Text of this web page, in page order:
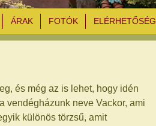
ÁRAK FOTÓK ELÉRHETŐSÉG
és még az is lehet, hogy idén
vendégházunk neve Vackor, ami
különös törzsű, amit